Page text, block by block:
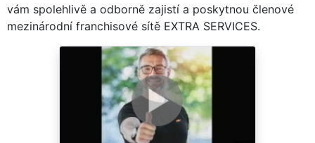
vám spolehlivě a odborně zajistí a poskytnou členové
mezinárodní franchisové sítě EXTRA SERVICES.